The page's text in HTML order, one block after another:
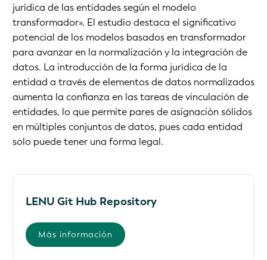
jurídica de las entidades según el modelo
transformador». El estudio destaca el significativo
potencial de los modelos basados en transformador
para avanzar en la normalización y la integración de
datos. La introducción de la forma jurídica de la
entidad a través de elementos de datos normalizados
aumenta la confianza en las tareas de vinculación de
entidades, lo que permite pares de asignación sólidos
en múltiples conjuntos de datos, pues cada entidad
solo puede tener una forma legal.
LENU Git Hub Repository
Más información